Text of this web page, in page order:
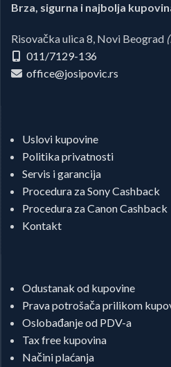
Brza, sigurna i najbolja
Risovačka ulica 8, Novi Beograd
011/7129-136
office@josipovic.rs
Uslovi kupovine
Politika privatnosti
Servis i garancija
Procedura za Sony Cashback
Procedura za Canon Cashback
Kontakt
Odustanak od kupovine
Prava potrošača prilikom
Oslobađanje od PDV-a
Tax free kupovina
Načini plaćanja